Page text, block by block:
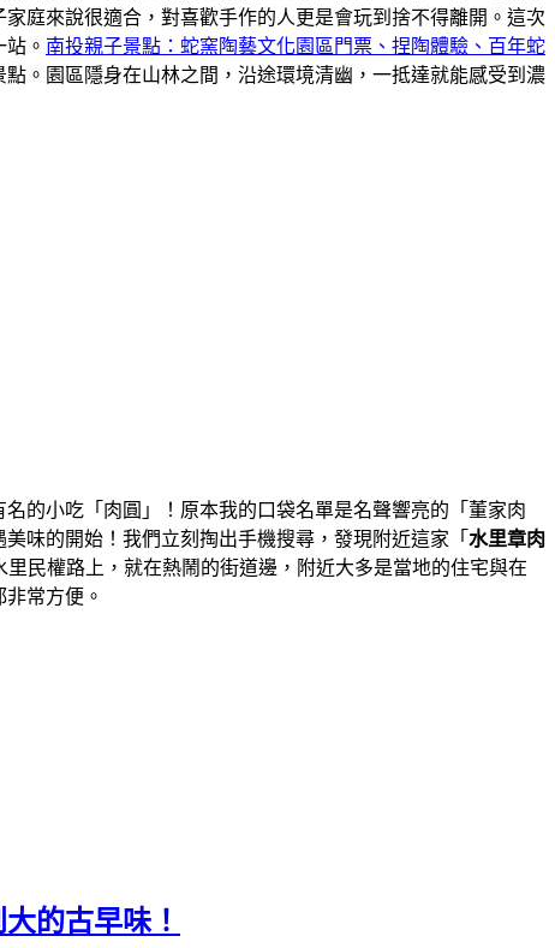
庭來說很適合，對喜歡手作的人更是會玩到捨不得離開。這次
。 南投親子景點：蛇窯陶藝文化園區門票、捏陶體驗、百年蛇
。園區隱身在山林之間，沿途環境清幽，一抵達就能感受到濃
的小吃「肉圓」！原本我的口袋名單是名聲響亮的「董家肉
味的開始！我們立刻掏出手機搜尋，發現附近這家「 水里章肉
里民權路上，就在熱鬧的街道邊，附近大多是當地的住宅與在
常方便。
的古早味！